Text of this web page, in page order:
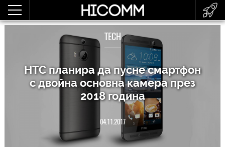
TECH
HTC планира да пусне смартфон
с двойна основна камера през
2018 година
04.11.2017